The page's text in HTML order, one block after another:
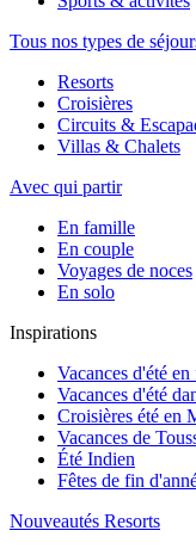
Tous nos types de
Resorts
Croisières
Circuits &
Villas & Chalets
Avec qui partir
En famille
En couple
Voyages de noces
En solo
Inspirations
Vacances d'été
Vacances d'été
Croisières été en
Vacances de
Été Indien
Fêtes de fin
Nouveautés Resorts